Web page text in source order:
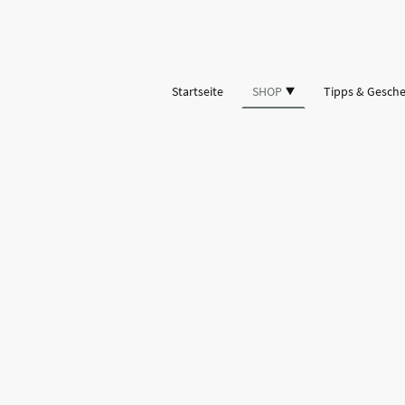
Startseite SHOP Tipps &